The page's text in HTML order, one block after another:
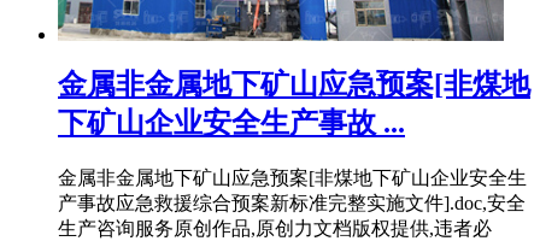
金属非金属地下矿山应急预案[非煤地
下矿山企业安全生产事故 ...
金属非金属地下矿山应急预案[非煤地下矿山企业安全生
产事故应急救援综合预案新标准完整实施文件].doc,安全
生产咨询服务原创作品,原创力文档版权提供,违者必